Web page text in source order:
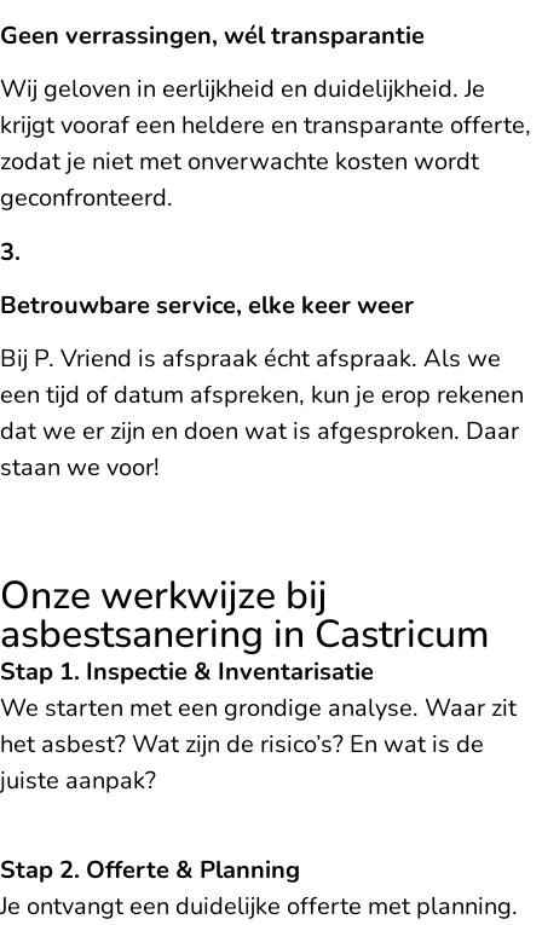
Geen verrassingen, wél transparantie
Wij geloven in eerlijkheid en duidelijkheid. Je
krijgt vooraf een heldere en transparante offerte,
zodat je niet met onverwachte kosten wordt
geconfronteerd.
3.
Betrouwbare service, elke keer weer
Bij P. Vriend is afspraak écht afspraak. Als we
een tijd of datum afspreken, kun je erop rekenen
dat we er zijn en doen wat is afgesproken. Daar
staan we voor!
Onze werkwijze bij
asbestsanering in Castricum
Stap 1. Inspectie & Inventarisatie
We starten met een grondige analyse. Waar zit
het asbest? Wat zijn de risico’s? En wat is de
juiste aanpak?
Stap 2. Offerte & Planning
Je ontvangt een duidelijke offerte met planning.